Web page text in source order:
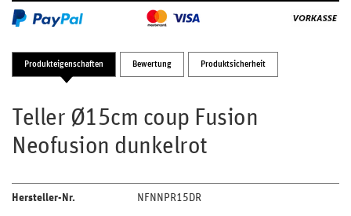
Produkteigenschaften Bewertung Produktsicherheit
Teller Ø15cm coup Fusion
Neofusion dunkelrot
Hersteller-Nr. NFNNPR15DR